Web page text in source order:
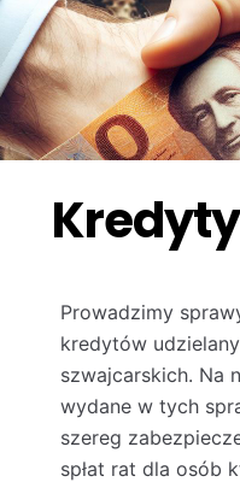
Kredyty
Prowadzimy
kredytów
szwajcarskich. Na
wydane w tych
szereg
spłat rat dla osób